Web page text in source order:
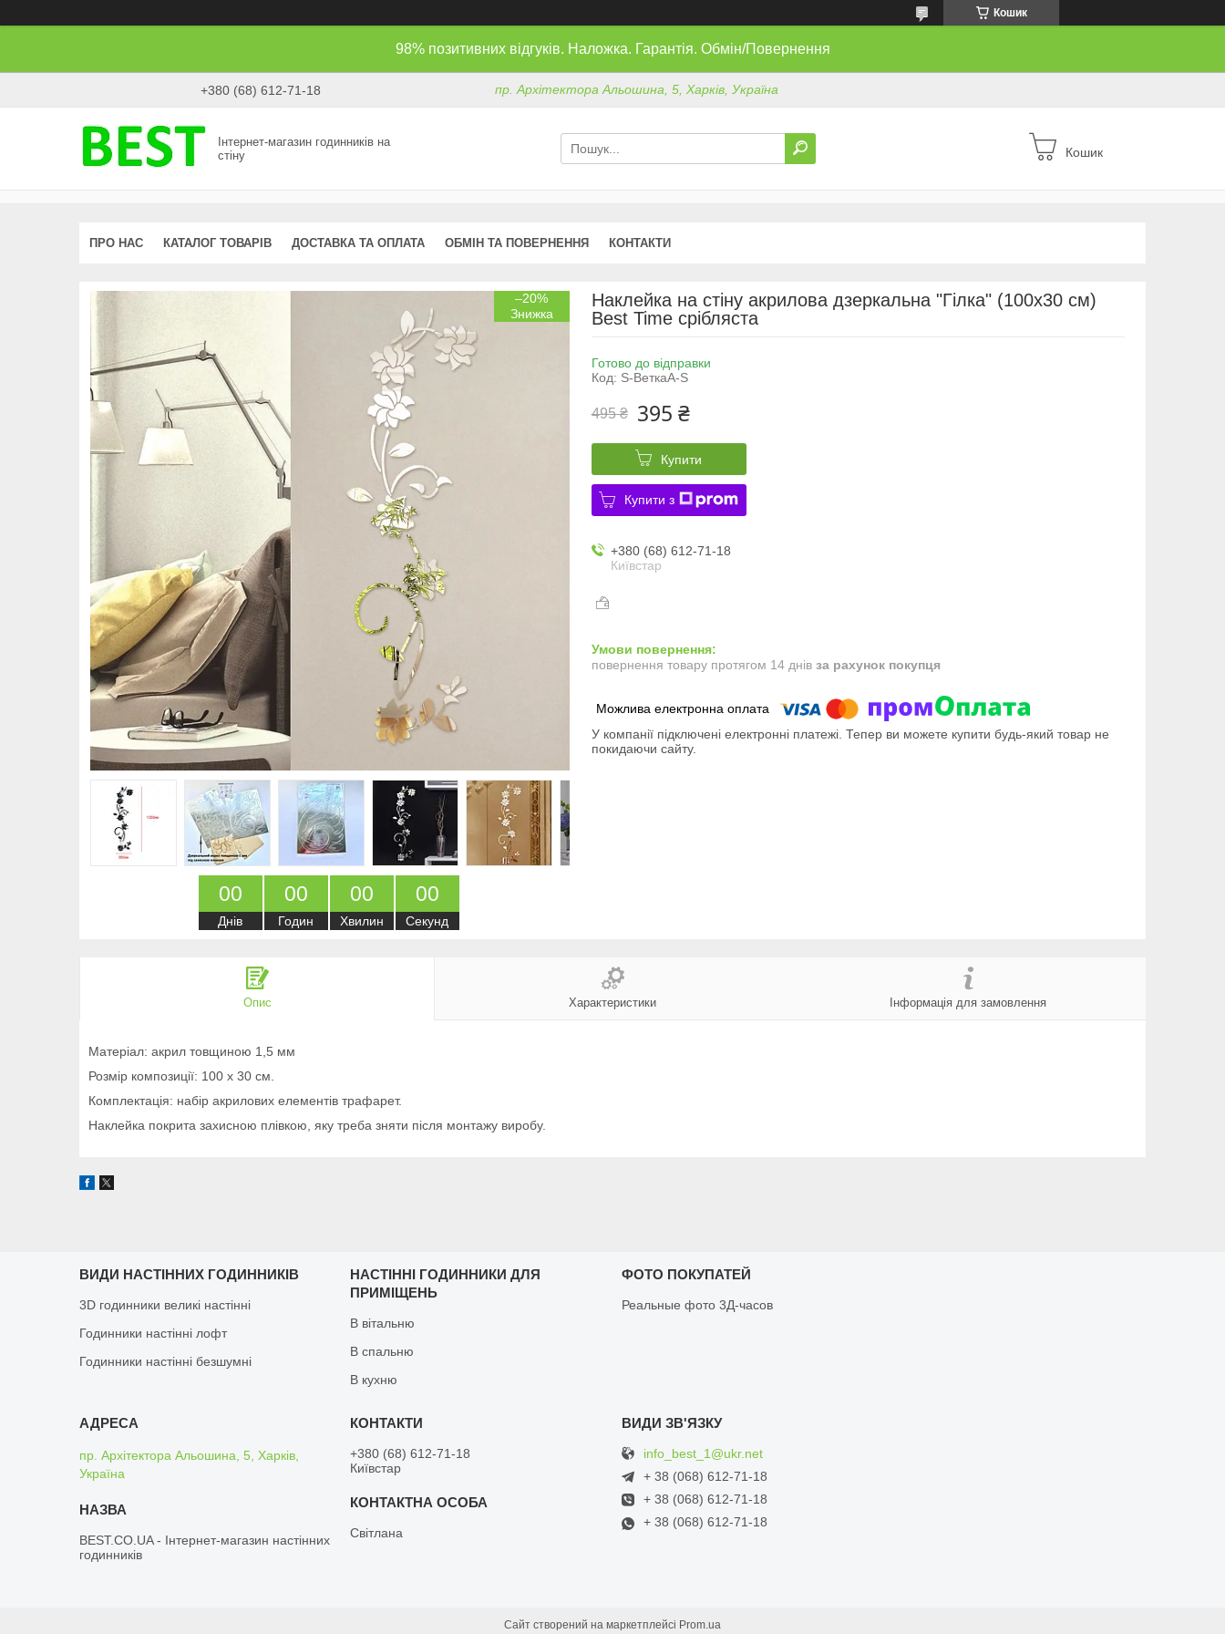
Кошик
98% позитивних відгуків. Наложка. Гарантія. Обмін/Повернення
+380 (68) 612-71-18 пр. Архітектора Альошина, 5, Харків, Україна
Інтернет-магазин годинників на
стіну
Кошик
ПРО НАС КАТАЛОГ ТОВАРІВ ДОСТАВКА ТА ОПЛАТА ОБМІН ТА ПОВЕРНЕННЯ КОНТАКТИ
–20%
00
Днів
00
Годин
00
Хвилин
00
Секунд
Наклейка на стіну акрилова дзеркальна "Гілка" (100х30 см)
Best Time срібляста
Готово до відправки
Код: S-ВеткаА-S
495 ₴ 395 ₴
Купити
Купити з
+380 (68) 612-71-18
Київстар
повернення товару протягом 14 днів за рахунок покупця
У компанії підключені електронні платежі. Тепер ви можете купити будь-який товар не
покидаючи сайту.
Опис Характеристики Інформація для замовлення
Матеріал: акрил товщиною 1,5 мм
Розмір композиції: 100 х 30 см.
Комплектація: набір акрилових елементів трафарет.
Наклейка покрита захисною плівкою, яку треба зняти після монтажу виробу.
ВИДИ НАСТІННИХ ГОДИННИКІВ
3D годинники великі настінні
Годинники настінні лофт
Годинники настінні безшумні
НАСТІННІ ГОДИННИКИ ДЛЯ
ПРИМІЩЕНЬ
В вітальню
В спальню
В кухню
ФОТО ПОКУПАТЕЙ
Реальные фото 3Д-часов
пр. Архітектора Альошина, 5, Харків,
Україна
BEST.CO.UA - Інтернет-магазин настінних
годинників
+380 (68) 612-71-18
Київстар
Світлана
info_best_1@ukr.net
+ 38 (068) 612-71-18
+ 38 (068) 612-71-18
+ 38 (068) 612-71-18
Сайт створений на маркетплейсі Prom.ua